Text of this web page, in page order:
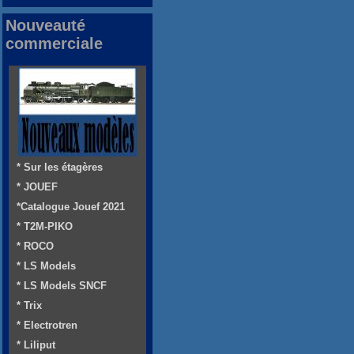
Nouveauté
commerciale
* Sur les étagères
* JOUEF
*Catalogue Jouef 2021
* T2M-PIKO
* ROCO
* LS Models
* LS Models SNCF
* Trix
* Electrotren
* Liliput